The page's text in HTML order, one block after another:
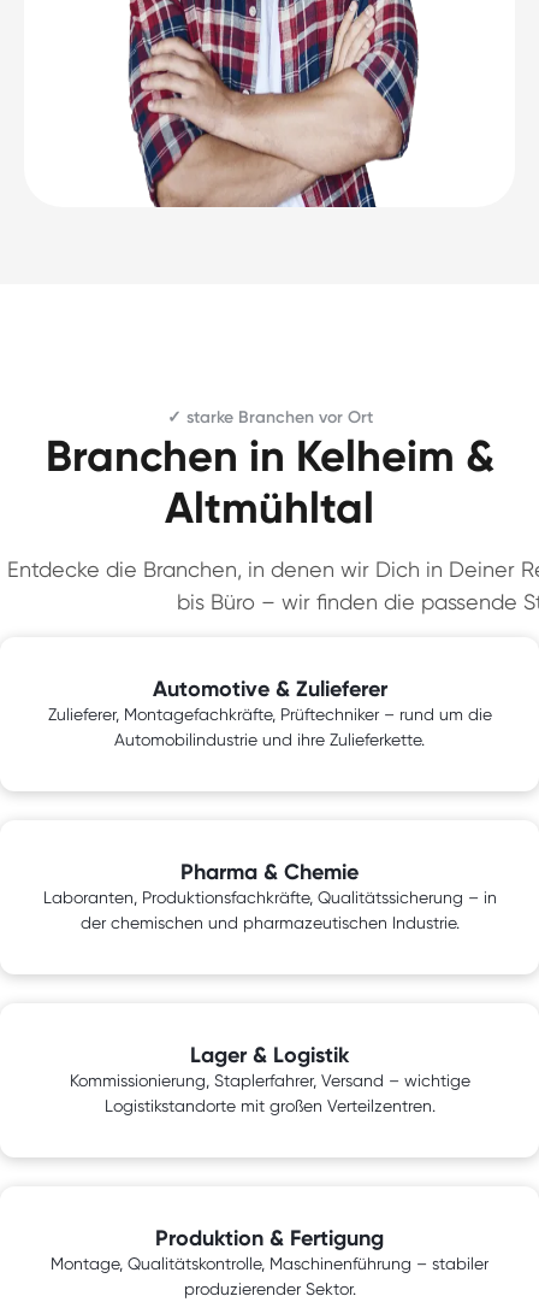
✓ starke Branchen vor Ort
Branchen in Kelheim &
Altmühltal
Entdecke die Branchen, in denen wir Dich in Deiner
bis Büro – wir finden die passende
Automotive & Zulieferer
Zulieferer, Montagefachkräfte, Prüftechniker – rund um die
Automobilindustrie und ihre Zulieferkette.
Pharma & Chemie
Laboranten, Produktionsfachkräfte, Qualitätssicherung – in
der chemischen und pharmazeutischen Industrie.
Lager & Logistik
Kommissionierung, Staplerfahrer, Versand – wichtige
Logistikstandorte mit großen Verteilzentren.
Produktion & Fertigung
Montage, Qualitätskontrolle, Maschinenführung – stabiler
produzierender Sektor.